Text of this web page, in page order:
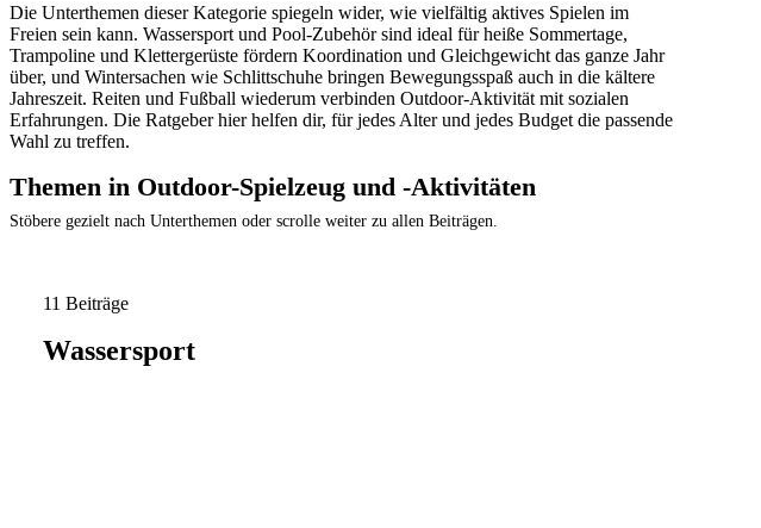
Die Unterthemen dieser Kategorie spiegeln wider, wie vielfältig aktives Spielen im
Freien sein kann. Wassersport und Pool-Zubehör sind ideal für heiße Sommertage,
Trampoline und Klettergerüste fördern Koordination und Gleichgewicht das ganze Jahr
über, und Wintersachen wie Schlittschuhe bringen Bewegungsspaß auch in die kältere
Jahreszeit. Reiten und Fußball wiederum verbinden Outdoor-Aktivität mit sozialen
Erfahrungen. Die Ratgeber hier helfen dir, für jedes Alter und jedes Budget die passende
Wahl zu treffen.
Themen in Outdoor-Spielzeug und -Aktivitäten
Stöbere gezielt nach Unterthemen oder scrolle weiter zu allen Beiträgen.
11 Beiträge
Wassersport